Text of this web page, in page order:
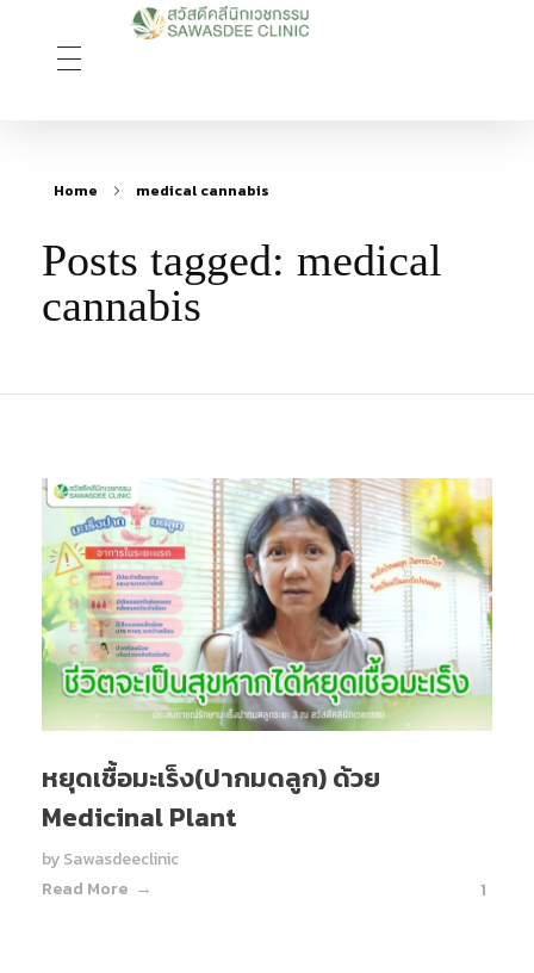
Home medical cannabis
Posts tagged: medical
cannabis
หยุดเชื้อมะเร็ง(ปากมดลูก) ด้วย
Medicinal Plant
bySawasdeeclinic
Read More
1